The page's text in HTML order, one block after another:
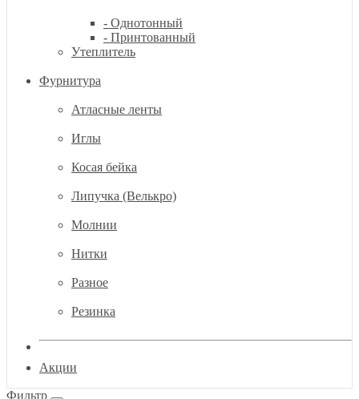
- Однотонный
- Принтованный
Утеплитель
Фурнитура
Атласные ленты
Иглы
Косая бейка
Липучка (Велькро)
Молнии
Нитки
Разное
Резинка
Акции
Фильтр